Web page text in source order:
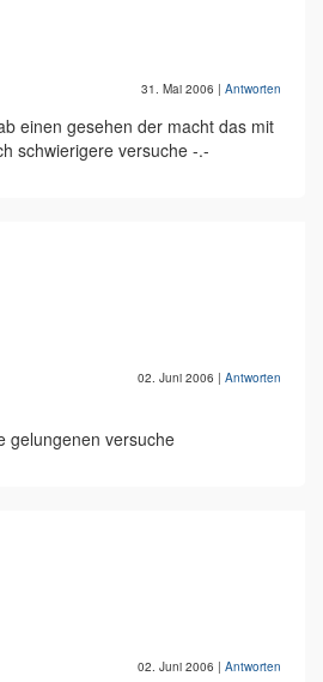
31. Mai 2006 | Antworten
einen gesehen der macht das mit
schwierigere versuche -.-
02. Juni 2006 | Antworten
gelungenen versuche
02. Juni 2006 | Antworten